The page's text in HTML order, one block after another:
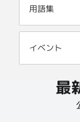
用語集
イベント
最